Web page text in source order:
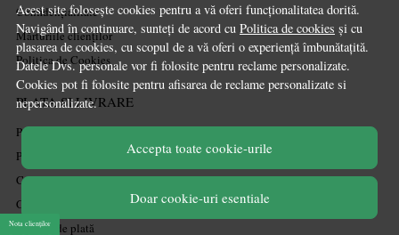
Acest site folosește cookies pentru a vă oferi funcționalitatea dorită.
Navigând în continuare, sunteți de acord cu Politica de cookies și cu
plasarea de cookies, cu scopul de a vă oferi o experiență îmbunătațită.
Datele Dvs. personale vor fi folosite pentru reclame personalizate.
Cookies pot fi folosite pentru afisarea de reclame personalizate si
nepersonalizate.
Accepta toate cookie-urile
Doar cookie-uri esentiale
Confidențialitate
Mărturiile clienților
Politica de Cookies
PLATA SI LIVRARE
Politica de transport
Politica de retur
Cum cumpăr
Coșul meu
Metode de plată
Nota clienților